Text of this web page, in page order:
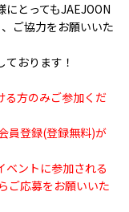
とってもJAEJOON
ご協力をお願いいた
おります！
る方のみご参加くだ
員登録(登録無料)が
ントに参加される
ご応募をお願いいた